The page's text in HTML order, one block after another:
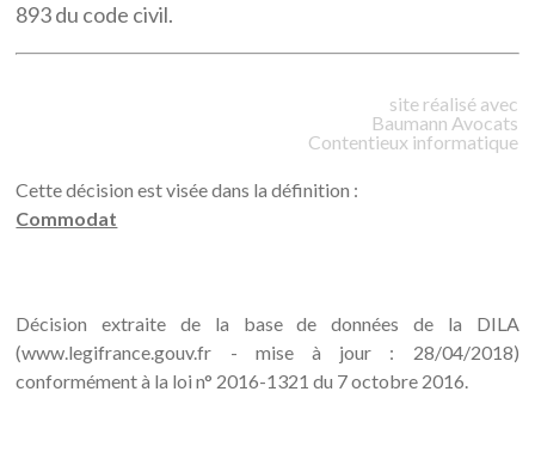
893 du code civil.
site réalisé avec
Baumann Avocats
Contentieux informatique
Cette décision est visée dans la définition :
Commodat
Décision extraite de la base de données de la DILA
(www.legifrance.gouv.fr - mise à jour : 28/04/2018)
conformément à la loi n° 2016-1321 du 7 octobre 2016.